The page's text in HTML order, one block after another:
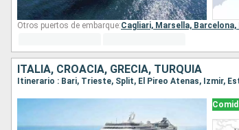
Otros puertos de embarque:Cagliari, Marsella, Barcelona,
ITALIA, CROACIA, GRECIA, TURQUÍA
Itinerario : Bari, Trieste, Split, El Pireo Atenas, Izmir,